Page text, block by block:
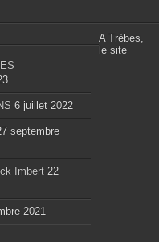
6 juillet 2022
septembre
Imbert 22
2021
A Trèbes,
le site